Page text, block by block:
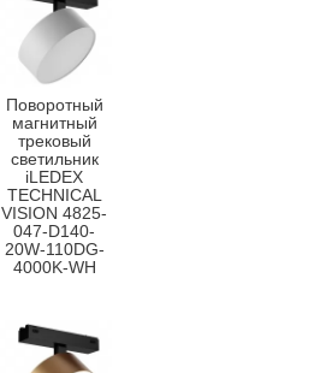
Поворотный
магнитный
трековый
светильник
iLEDEX
TECHNICAL
VISION 4825-
047-D140-
20W-110DG-
4000K-WH